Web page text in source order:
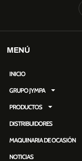
MENÚ
INICIO
GRUPO JYMPA
PRODUCTOS
DISTRIBUIDORES
MAQUINARIA DE OCASIÓN
NOTICIAS